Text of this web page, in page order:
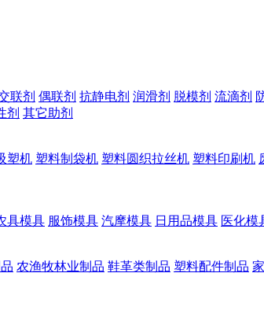
联剂 偶联剂 抗静电剂 润滑剂 脱模剂 流滴剂
剂 其它助剂
塑机 塑料制袋机 塑料圆织拉丝机 塑料印刷机
具模具 服饰模具 汽摩模具 日用品模具 医化模
农渔牧林业制品 鞋革类制品 塑料配件制品